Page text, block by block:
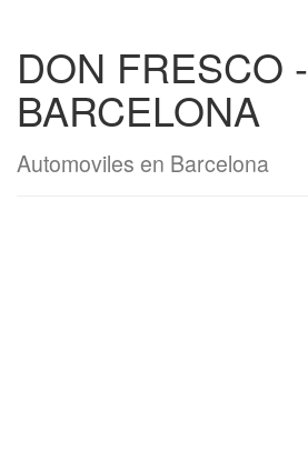
DON FRESCO -
BARCELONA
Automoviles en Barcelona